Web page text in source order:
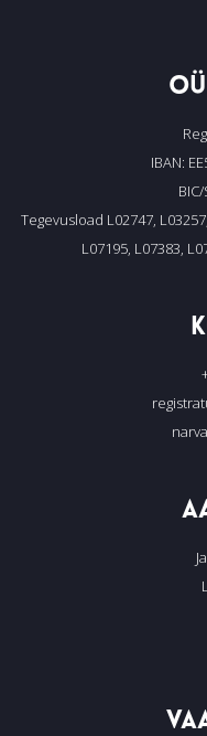
IBAN:
Tegevusload L02747,
L07195, L07383,